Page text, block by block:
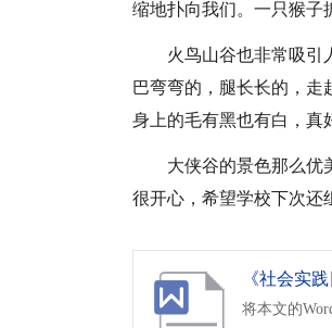
缩地扑向我们。一只猴子
火鸟山谷也非常吸引
巴弯弯的，腿长长的，走
身上的毛有黑也有白，真
大侠谷的景色那么优
很开心，希望学校下次还
《社会实
将本文的